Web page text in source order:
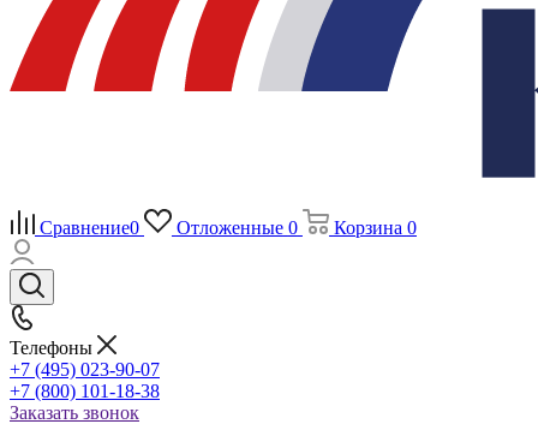
Сравнение0 Отложенные 0 Корзина 0
Телефоны
+7 (495) 023-90-07
+7 (800) 101-18-38
Заказать звонок